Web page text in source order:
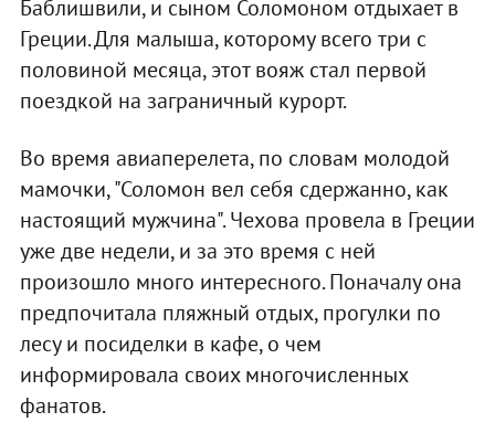
Баблишвили, и сыном Соломоном отдыхает в
Греции. Для малыша, которому всего три с
половиной месяца, этот вояж стал первой
поездкой на заграничный курорт.
Во время авиаперелета, по словам молодой
мамочки, "Соломон вел себя сдержанно, как
настоящий мужчина". Чехова провела в Греции
уже две недели, и за это время с ней
произошло много интересного. Поначалу она
предпочитала пляжный отдых, прогулки по
лесу и посиделки в кафе, о чем
информировала своих многочисленных
фанатов.